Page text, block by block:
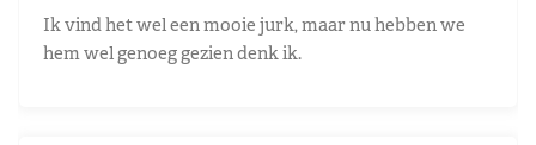
Ik vind het wel een mooie jurk, maar nu hebben we
hem wel genoeg gezien denk ik.